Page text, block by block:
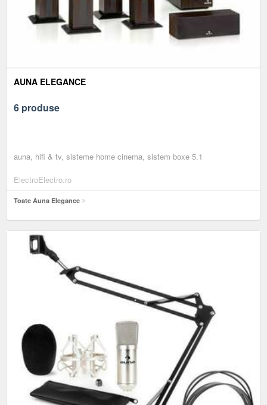
AUNA ELEGANCE
6 produse
auna, hifi & tv, sisteme home cinema, sistem boxe 5.1
ElectroElectro.ro
Toate Auna Elegance